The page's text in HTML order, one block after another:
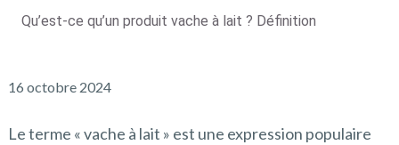
Qu’est-ce qu’un produit vache à lait ? Définition
16 octobre 2024
Le terme « vache à lait » est une expression populaire